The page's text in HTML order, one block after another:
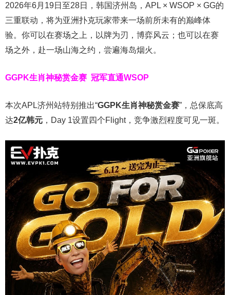
2026年6月19日至28日，韩国济州岛，APL × WSOP × GG的
三重联动，将为亚洲扑克玩家带来一场前所未有的巅峰体
验。 你可以在赛场之上，以牌为刃，博弈风云；也可以在赛
场之外，赴一场山海之约，尝遍海岛烟火。
GGPK生肖神秘赏金赛 冠军直通WSOP
本次APL济州站特别推出“GGPK生肖神秘赏金赛”，总保底高
达2亿韩元 ，Day 1设置四个Flight，竞争激烈程度可见一斑。